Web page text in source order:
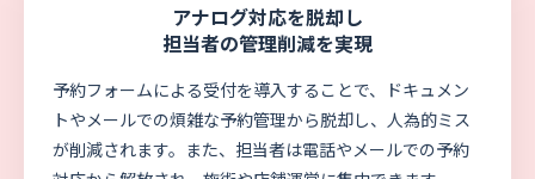
アナログ対応を脱却し
担当者の管理削減を実現
予約フォームによる受付を導入することで、ドキュメン
トやメールでの煩雑な予約管理から脱却し、人為的ミス
が削減されます。また、担当者は電話やメールでの予約